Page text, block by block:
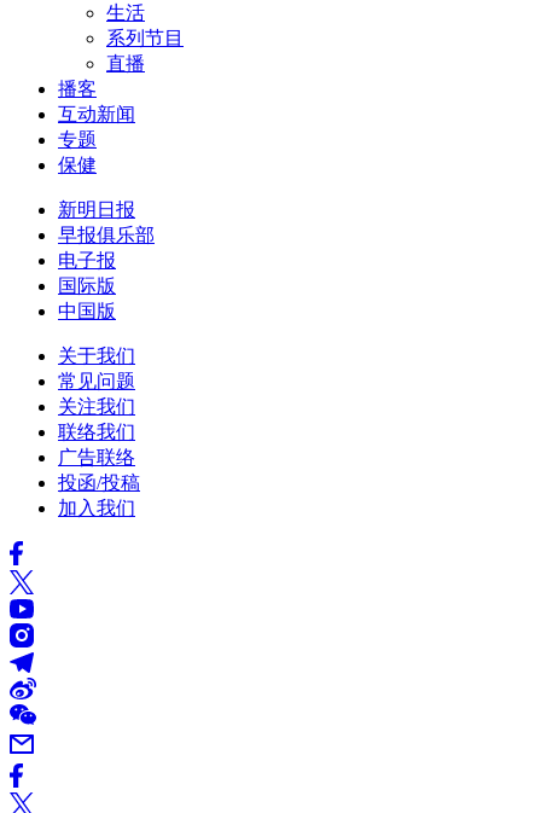
生活
系列节目
直播
播客
互动新闻
专题
保健
新明日报
早报俱乐部
电子报
国际版
中国版
关于我们
常见问题
关注我们
联络我们
广告联络
投函/投稿
加入我们